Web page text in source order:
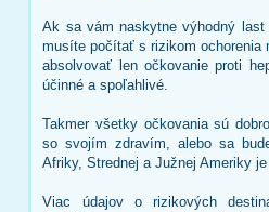
Ak sa vám naskytne výhodný
musíte počítať s rizikom ochorenia
absolvovať len očkovanie proti
účinné a spoľahlivé.
Takmer všetky očkovania sú
so svojím zdravím, alebo sa
Afriky, Strednej a Južnej Ameriky
Viac údajov o rizikových